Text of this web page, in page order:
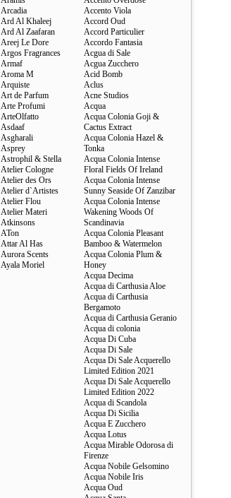
Arcadia
Ard Al Khaleej
Ard Al Zaafaran
Areej Le Dore
Argos Fragrances
Armaf
Aroma M
Arquiste
Art de Parfum
Arte Profumi
ArteOlfatto
Asdaaf
Asgharali
Asprey
Astrophil & Stella
Atelier Cologne
Atelier des Ors
Atelier d`Artistes
Atelier Flou
Atelier Materi
Atkinsons
ATon
Attar Al Has
Aurora Scents
Ayala Moriel
Accento Viola
Accord Oud
Accord Particulier
Accordo Fantasia
Acgua di Sale
Acgua Zucchero
Acid Bomb
Aclus
Acne Studios
Acqua
Acqua Colonia Goji &
Cactus Extract
Acqua Colonia Hazel &
Tonka
Acqua Colonia Intense
Floral Fields Of Ireland
Acqua Colonia Intense
Sunny Seaside Of Zanzibar
Acqua Colonia Intense
Wakening Woods Of
Scandinavia
Acqua Colonia Pleasant
Bamboo & Watermelon
Acqua Colonia Plum &
Honey
Acqua Decima
Acqua di Carthusia Aloe
Acqua di Carthusia
Bergamoto
Acqua di Carthusia Geranio
Acqua di colonia
Acqua Di Cuba
Acqua Di Sale
Acqua Di Sale Acquerello
Limited Edition 2021
Acqua Di Sale Acquerello
Limited Edition 2022
Acqua di Scandola
Acqua Di Sicilia
Acqua E Zucchero
Acqua Lotus
Acqua Mirable Odorosa di
Firenze
Acqua Nobile Gelsomino
Acqua Nobile Iris
Acqua Oud